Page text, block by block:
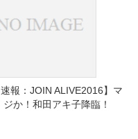
速報：JOIN ALIVE2016】マ
ジか！和田アキ子降臨！